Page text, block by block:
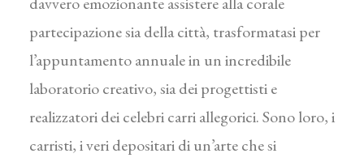
partecipazione sia della città, trasformatasi per
l’appuntamento annuale in un incredibile
laboratorio creativo, sia dei progettisti e
realizzatori dei celebri carri allegorici. Sono loro, i
carristi, i veri depositari di un’arte che si